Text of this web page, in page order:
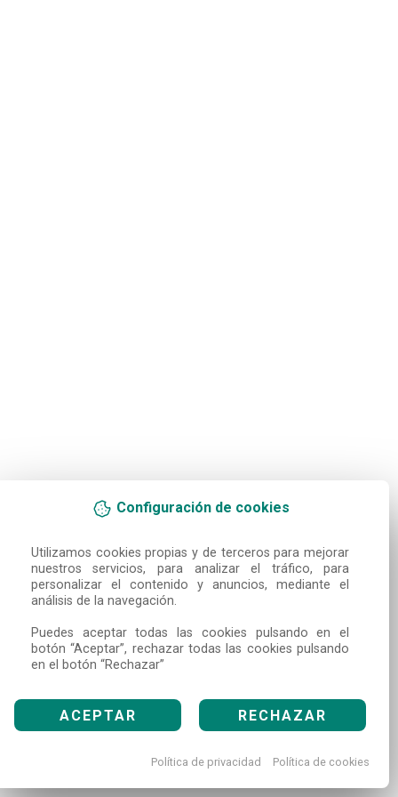
Configuración de cookies
Utilizamos cookies propias y de terceros para mejorar
nuestros servicios, para analizar el tráfico, para
personalizar el contenido y anuncios, mediante el
análisis de la navegación.
Puedes aceptar todas las cookies pulsando en el
botón “Aceptar”, rechazar todas las cookies pulsando
en el botón “Rechazar”
ACEPTAR RECHAZAR
Política de privacidad Política de cookies